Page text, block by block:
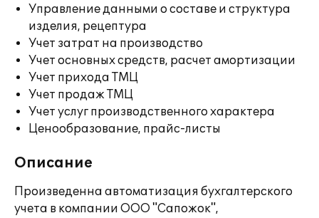
Управление данными о составе и структура
изделия, рецептура
Учет затрат на производство
Учет основных средств, расчет амортизации
Учет прихода ТМЦ
Учет продаж ТМЦ
Учет услуг производственного характера
Ценообразование, прайс-листы
Описание
Произведенна автоматизация бухгалтерского
учета в компании ООО "Сапожок",